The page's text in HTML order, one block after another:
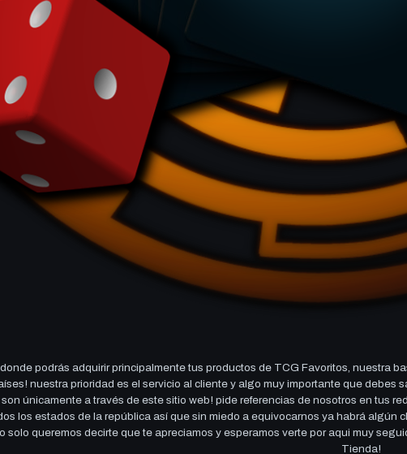
podrás adquirir principalmente tus productos de TCG Favoritos, nuestra
nuestra prioridad es el servicio al cliente y algo muy importante que
únicamente a través de este sitio web! pide referencias de nosotros en tus
los estados de la república así que sin miedo a equivocarnos ya habrá
solo queremos decirte que te apreciamos y esperamos verte por aqui muy
Tienda!